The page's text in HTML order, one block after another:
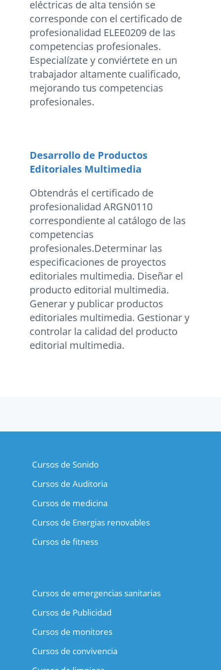
eléctricas de alta tensión se
corresponde con el certificado de
profesionalidad ELEE0209 de las
competencias profesionales.
Especialízate y conviértete en un
trabajador altamente cualificado,
mejorando tus competencias
profesionales.
Desarrollo de Productos
Editoriales Multimedia
Obtendrás el certificado de
profesionalidad ARGN0110
correspondiente al catálogo de las
competencias
profesionales.Determinar las
especificaciones de proyectos
editoriales multimedia. Diseñar el
producto editorial multimedia.
Generar y publicar productos
editoriales multimedia. Gestionar y
controlar la calidad del producto
editorial multimedia.
Cursos de Sonido
Cursos de Auditoria
Cursos de medicina
Cursos de Energias renovables
Cursos de fitness
Cursos de emergencias sanitarias
Cursos de Publicidad
Cursos de monitores
Cursos de convivencia